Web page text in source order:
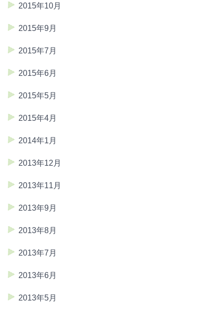
2015年10月
2015年9月
2015年7月
2015年6月
2015年5月
2015年4月
2014年1月
2013年12月
2013年11月
2013年9月
2013年8月
2013年7月
2013年6月
2013年5月